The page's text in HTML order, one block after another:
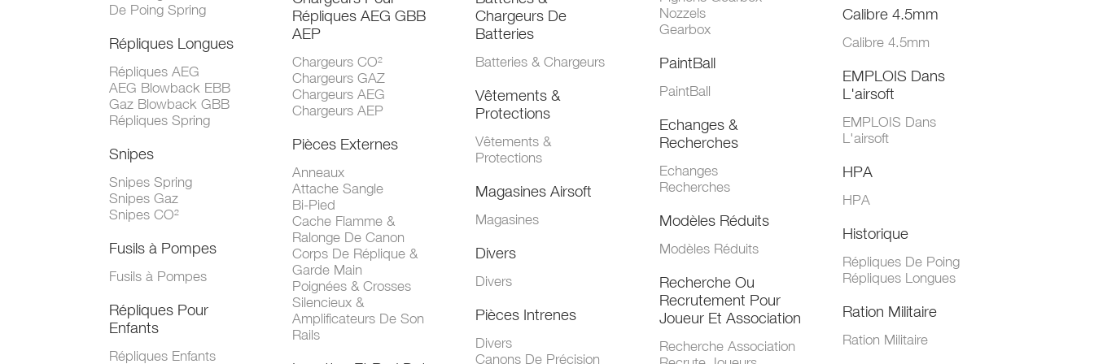
De Poing Spring
Répliques Longues
Répliques AEG
AEG Blowback EBB
Gaz Blowback GBB
Répliques Spring
Snipes
Snipes Spring
Snipes Gaz
Snipes CO²
Fusils à Pompes
Fusils à Pompes
Répliques Pour
Enfants
Répliques Enfants
Répliques AEG GBB
AEP
Chargeurs CO²
Chargeurs GAZ
Chargeurs AEG
Chargeurs AEP
Pièces Externes
Anneaux
Attache Sangle
Bi-Pied
Cache Flamme &
Ralonge De Canon
Corps De Réplique &
Garde Main
Poignées & Crosses
Silencieux &
Amplificateurs De Son
Rails
Chargeurs De
Batteries
Batteries & Chargeurs
Vêtements &
Protections
Vêtements &
Protections
Magasines Airsoft
Magasines
Divers
Divers
Pièces Intrenes
Divers
Canons De Précision
Nozzels
Gearbox
PaintBall
PaintBall
Echanges &
Recherches
Echanges
Recherches
Modèles Réduits
Modèles Réduits
Recherche Ou
Recrutement Pour
Joueur Et Association
Recherche Association
Calibre 4.5mm
Calibre 4.5mm
EMPLOIS Dans
L'airsoft
EMPLOIS Dans
L'airsoft
HPA
HPA
Historique
Répliques De Poing
Répliques Longues
Ration Militaire
Ration Militaire